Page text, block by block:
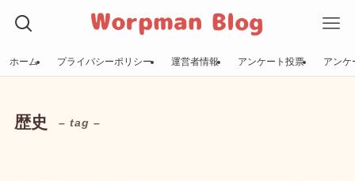
ホーム プライバシーポリシー 運営者情報 アンケート投票 アンケ
歴史 – tag –